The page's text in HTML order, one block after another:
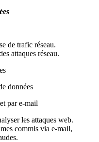
de trafic réseau.
attaques réseau.
données
par e-mail
les attaques web.
commis via e-mail,